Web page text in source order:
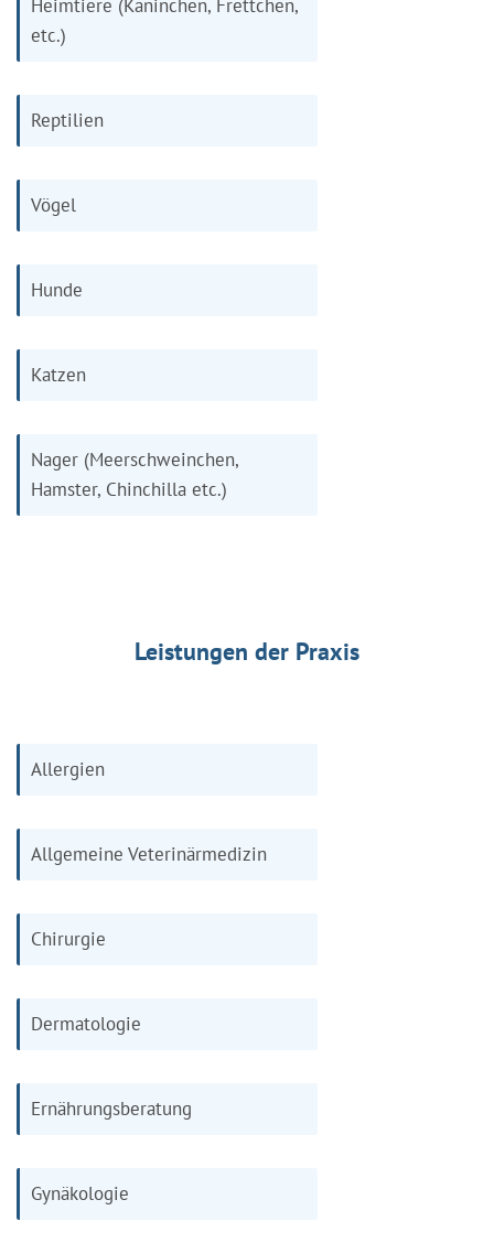
Heimtiere (Kaninchen, Frettchen,
etc.)
Reptilien
Vögel
Hunde
Katzen
Nager (Meerschweinchen,
Hamster, Chinchilla etc.)
Leistungen der Praxis
Allergien
Allgemeine Veterinärmedizin
Chirurgie
Dermatologie
Ernährungsberatung
Gynäkologie